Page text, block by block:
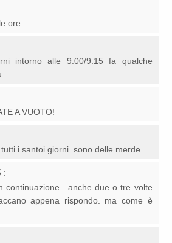
ore
intorno alle 9:00/9:15 fa qualche
A VUOTO!
i santoi giorni. sono delle merde
:
continuazione.. anche due o tre volte
appena rispondo. ma come è